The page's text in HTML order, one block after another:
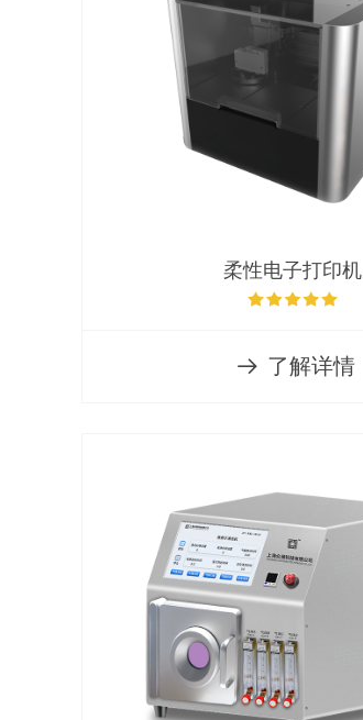
柔性电子打印机
뀠 了解详情